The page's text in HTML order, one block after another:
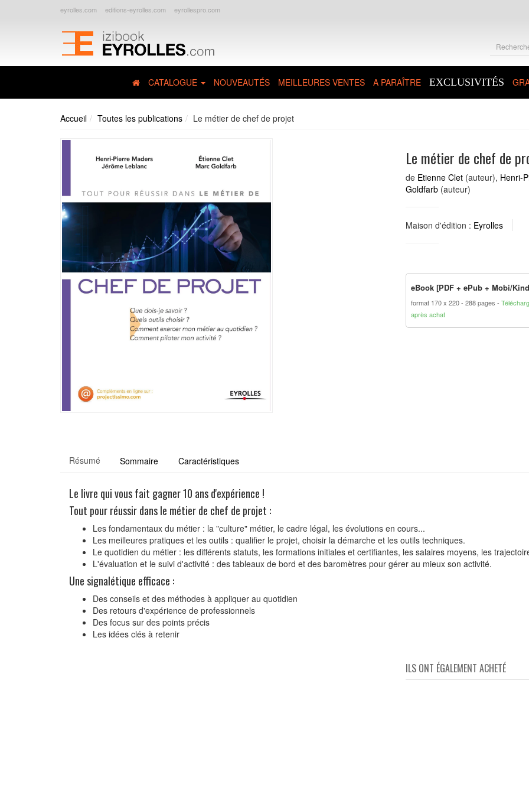
eyrolles.com editions-eyrolles.com eyrollespro.com
CATALOGUE NOUVEAUTÉS MEILLEURES VENTES A PARAÎTRE EXCLUSIVITÉS
Accueil Toutes les publications Le métier de chef de projet
Le métier de chef de
de Etienne Clet (auteur), Henri-
Goldfarb (auteur)
Maison d'édition : Eyrolles
eBook [PDF + ePub + Mobi/
format 170 x 220 288 pages
après achat
Résumé Sommaire Caractéristiques
Le livre qui vous fait gagner 10 ans d'expérience !
Tout pour réussir dans le métier de chef de projet :
Les fondamentaux du métier : la "culture" métier, le cadre légal, les évolutions en cours...
Les meilleures pratiques et les outils : qualifier le projet, choisir la démarche et les outils techniques.
Le quotidien du métier : les différents statuts, les formations initiales et certifiantes, les salaires moyens, les
L'évaluation et le suivi d'activité : des tableaux de bord et des baromètres pour gérer au mieux son activité.
Une signalétique efficace :
Des conseils et des méthodes à appliquer au quotidien
Des retours d'expérience de professionnels
Des focus sur des points précis
Les idées clés à retenir
ILS ONT ÉGALEMENT ACHETÉ